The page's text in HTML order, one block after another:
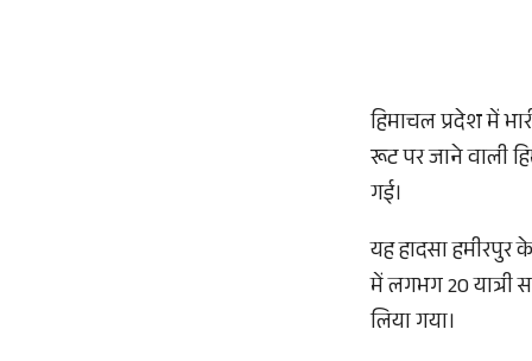
हिमाचल प्रदेश में
रूट पर जाने वाली
गई।
यह हादसा
में लगभग 20 यात्री
लिया गया।